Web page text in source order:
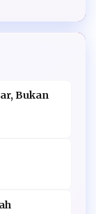
Bukan